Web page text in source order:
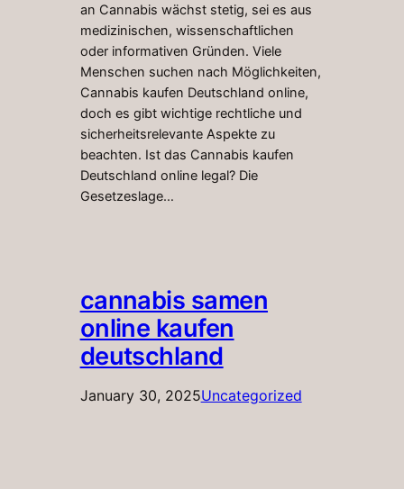
an Cannabis wächst stetig, sei es aus
medizinischen, wissenschaftlichen
oder informativen Gründen. Viele
Menschen suchen nach Möglichkeiten,
Cannabis kaufen Deutschland online,
doch es gibt wichtige rechtliche und
sicherheitsrelevante Aspekte zu
beachten. Ist das Cannabis kaufen
Deutschland online legal? Die
Gesetzeslage…
cannabis samen
online kaufen
deutschland
January 30, 2025Uncategorized